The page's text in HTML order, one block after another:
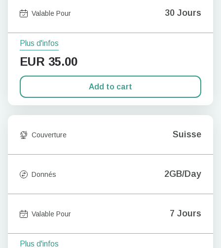
Valable Pour 30 Jours
Plus d'infos
EUR 35.00
Add to cart
Couverture Suisse
Donnés 2GB/Day
Valable Pour 7 Jours
Plus d'infos